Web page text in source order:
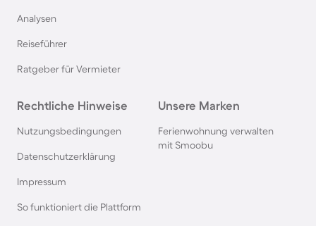
Analysen
Reiseführer
Ratgeber für Vermieter
Rechtliche Hinweise
Nutzungsbedingungen
Datenschutzerklärung
Impressum
So funktioniert die Plattform
Unsere Marken
Ferienwohnung verwalten
mit Smoobu